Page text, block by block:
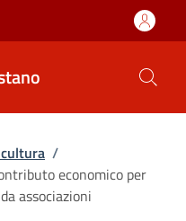
/
economico per
associazioni